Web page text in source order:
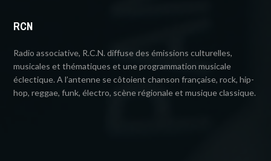
RCN
Radio associative, R.C.N. diffuse des émissions culturelles,
musicales et thématiques et une programmation musicale
éclectique. A l’antenne se côtoient chanson française, rock, hip-
hop, reggae, funk, électro, scène régionale et musique classique.